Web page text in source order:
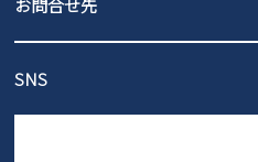
発送日・送料詳細については
ご利用ください。
の片道無料サービスを実施中！
ントとしても安心してご利用いた
お問合せ先
営業時間：11時～17時
SNS